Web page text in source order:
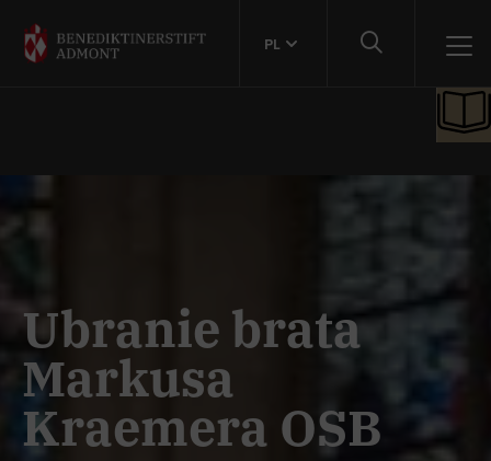
PL
Ubranie brata
Markusa
Kraemera OSB